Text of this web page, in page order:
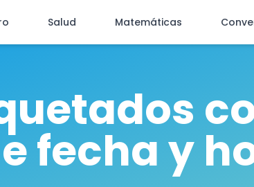
Salud Matemáticas
fecha y